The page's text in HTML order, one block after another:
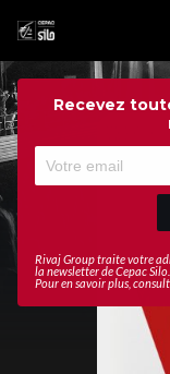
Recevez
Rivaj Group traite votre
la newsletter deCepac Silo
Pour en savoir plus,